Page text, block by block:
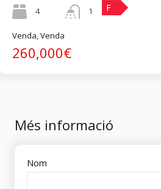
4
1
F
Venda, Venda
260,000€
Més informació
Nom